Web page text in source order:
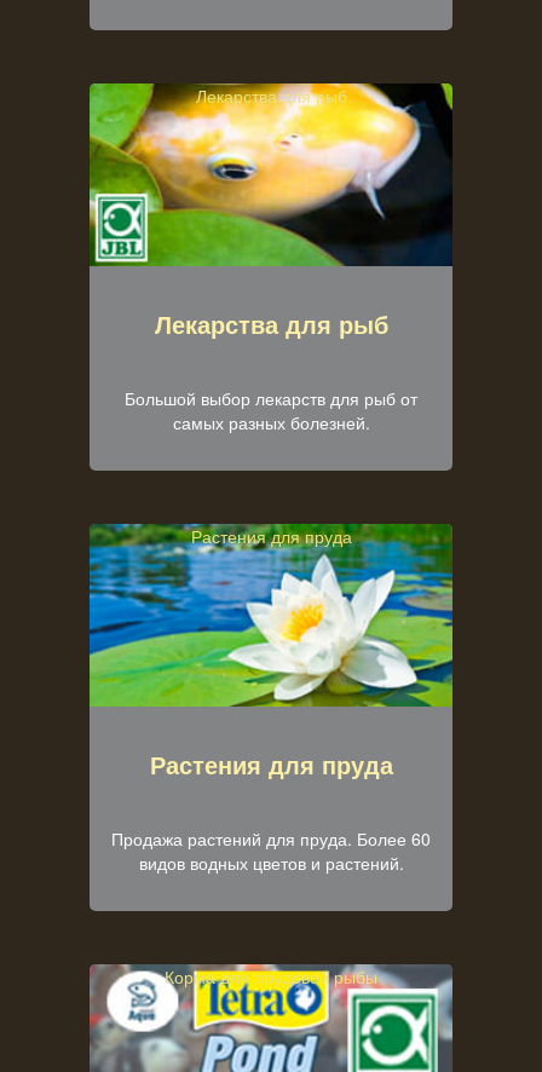
Лекарства для рыб
Большой выбор лекарств для рыб от
самых разных болезней.
Лекарства для рыб
Растения для пруда
Продажа растений для пруда. Более 60
видов водных цветов и растений.
Растения для пруда
Корма для прудовой рыбы